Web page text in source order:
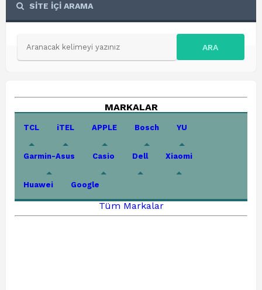
SİTE İÇİ ARAMA
ARA
MARKALAR
TCL iTEL APPLE Bosch YU
Garmin-Asus Casio Dell Xiaomi
Huawei Google
Tüm Markalar